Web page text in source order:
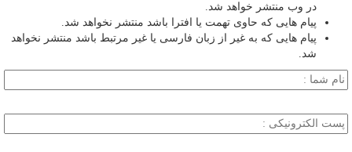
در وب منتشر خواهد شد.
پیام هایی که حاوی تهمت یا افترا باشد منتشر نخواهد شد.
پیام هایی که به غیر از زبان فارسی یا غیر مرتبط باشد منتشر نخواهد
شد.